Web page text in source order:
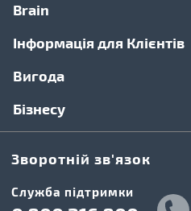
Brain
Інформація для Клієнтів
Вигода
Бізнесу
Зворотній зв'язок
Cлужба підтримки